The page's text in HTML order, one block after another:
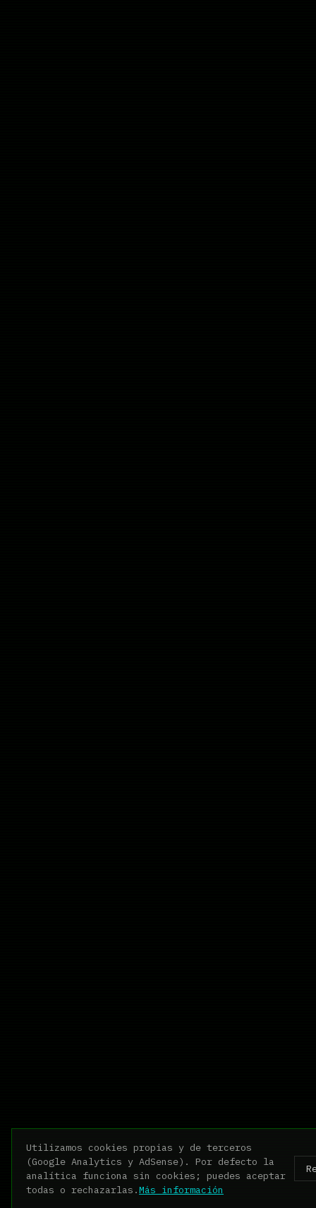
Utilizamos cookies propias y de terceros
(Google Analytics y AdSense). Por defecto la
analítica funciona sin cookies; puedes aceptar
todas o rechazarlas.Más información